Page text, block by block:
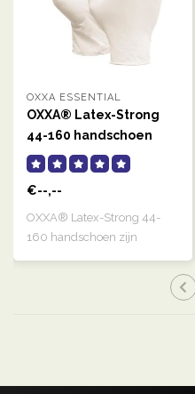
OXXA ESSENTIAL
OXXA® Latex-Strong
44-160 handschoen
€--,--
OXXA® Latex-Strong 44-
160 handschoen zijn